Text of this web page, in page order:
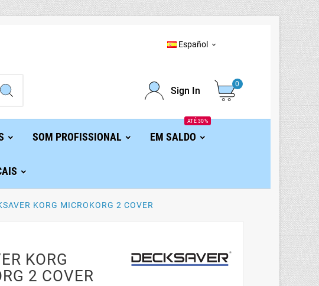
Español 
Sign In
0
SOM PROFISSIONAL EM SALDO
ATÉ 30%
KORG MICROKORG 2 COVER
KORG
2 COVER